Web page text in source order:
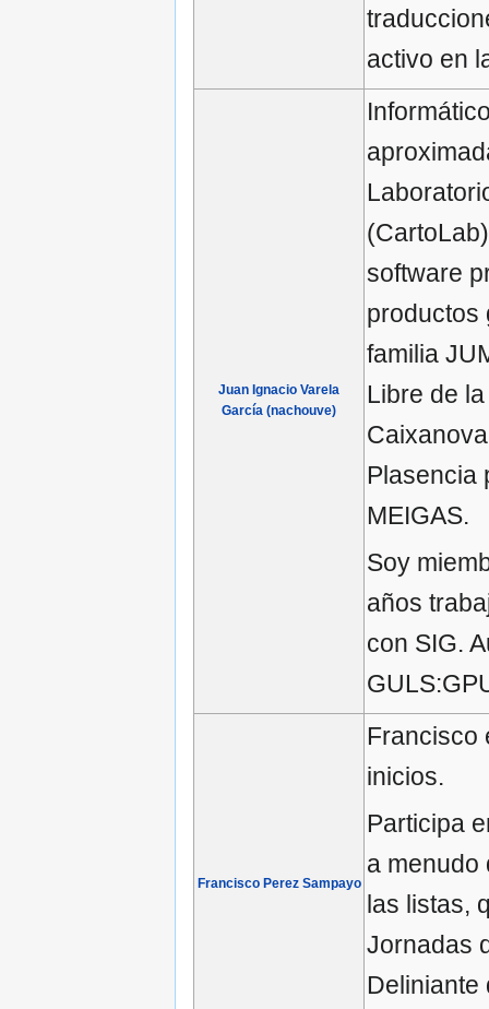
activo en
Juan Ignacio Varela
García (nachouve)
software
productos
familia
Libre de
Plasencia
MEIGAS.
Soy
años
con SIG.
Francisco Perez Sampayo
Francisco
inicios.
Participa
a menudo
las listas,
Jornadas
Deliniante